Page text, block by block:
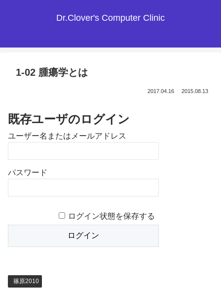
Dr.Clover's Computer Clinic
1-02 腫瘍学とは
2017.04.16 2015.08.13
既存ユーザのログイン
ユーザー名またはメールアドレス
パスワード
ログイン状態を保存する
篠原2010